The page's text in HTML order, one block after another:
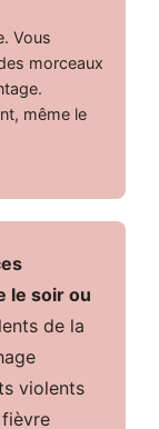
Vous
morceaux
même le
le soir ou
de la
violents